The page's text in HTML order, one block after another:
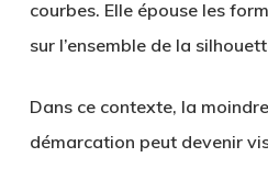
courbes. Elle épouse les
sur l’ensemble de la
Dans ce contexte, la
démarcation peut devenir